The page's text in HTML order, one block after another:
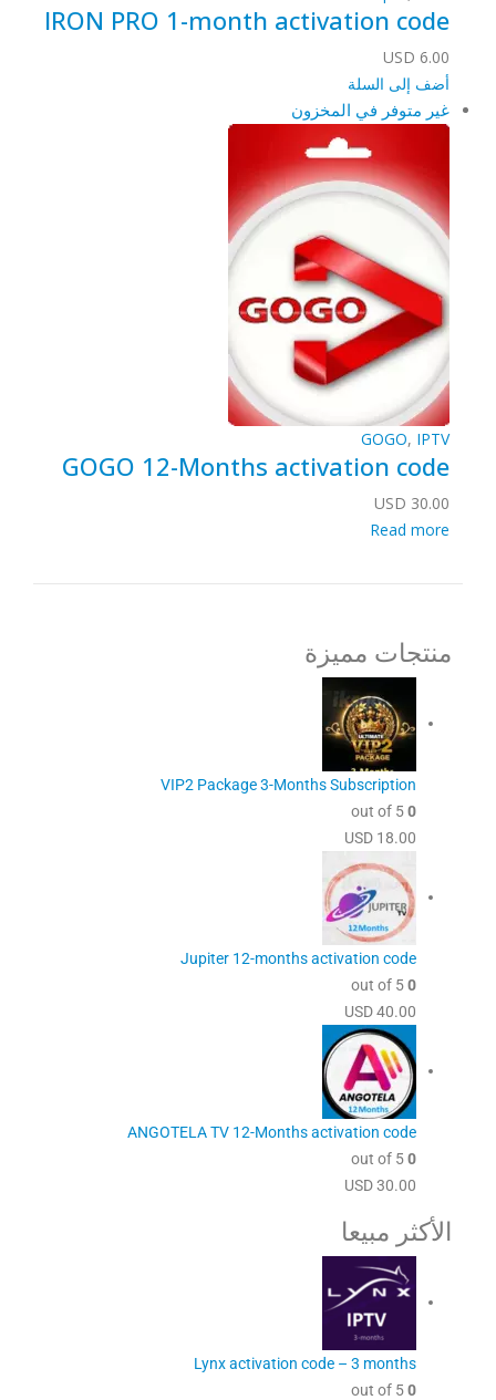
IRON PRO 1-month activation code
USD 6.00
أضف إلى السلة
غير متوفر في المخزون
GOGO, IPTV
GOGO 12-Months activation code
USD 30.00
Read more
منتجات مميزة
VIP2 Package 3-Months Subscription
0
USD 18.00
Jupiter 12-months activation code
0
USD40.00
ANGOTELA TV 12-Months activation code
0
USD30.00
الأكثر مبيعا
Lynx activation code – 3 months
0